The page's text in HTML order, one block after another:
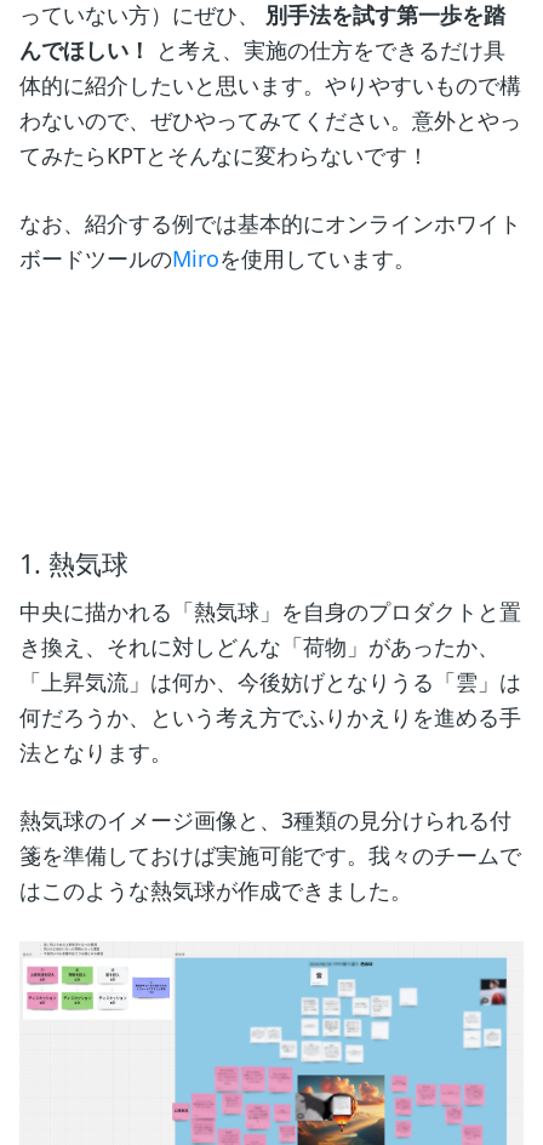
っていない方）にぜひ、 別手法を試す第一歩を踏
んでほしい！
と考え、実施の仕方をできるだけ具
体的に紹介したいと思います。やりやすいもので構
わないので、ぜひやってみてください。意外とやっ
てみたらKPTとそんなに変わらないです！
なお、紹介する例では基本的にオンラインホワイト
ボードツールのMiroを使用しています。
1. 熱気球
中央に描かれる「熱気球」を自身のプロダクトと置
き換え、それに対しどんな「荷物」があったか、
「上昇気流」は何か、今後妨げとなりうる「雲」は
何だろうか、という考え方でふりかえりを進める手
法となります。
熱気球のイメージ画像と、3種類の見分けられる付
箋を準備しておけば実施可能です。我々のチームで
はこのような熱気球が作成できました。